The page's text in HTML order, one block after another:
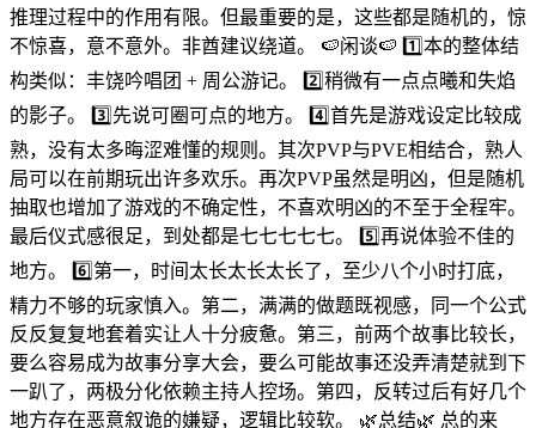
推理过程中的作用有限。但最重要的是，这些都是随机的，惊
不惊喜，意不意外。非酋建议绕道。 🍉闲谈🍉 1️⃣本的整体结
构类似：丰饶吟唱团 + 周公游记。 2️⃣稍微有一点点曦和失焰
的影子。 3️⃣先说可圈可点的地方。 4️⃣首先是游戏设定比较成
熟，没有太多晦涩难懂的规则。其次PVP与PVE相结合，熟人
局可以在前期玩出许多欢乐。再次PVP虽然是明凶，但是随机
抽取也增加了游戏的不确定性，不喜欢明凶的不至于全程牢。
最后仪式感很足，到处都是七七七七七。 5️⃣再说体验不佳的
地方。 6️⃣第一，时间太长太长太长了，至少八个小时打底，
精力不够的玩家慎入。第二，满满的做题既视感，同一个公式
反反复复地套着实让人十分疲惫。第三，前两个故事比较长，
要么容易成为故事分享大会，要么可能故事还没弄清楚就到下
一趴了，两极分化依赖主持人控场。第四，反转过后有好几个
地方存在恶意叙诡的嫌疑，逻辑比较软。 🌿总结🌿 总的来